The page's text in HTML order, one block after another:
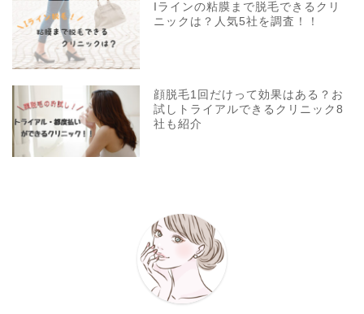
Iラインの粘膜まで脱毛できるクリ
ニックは？人気5社を調査！！
顔脱毛1回だけって効果はある？お
試しトライアルできるクリニック8
社も紹介